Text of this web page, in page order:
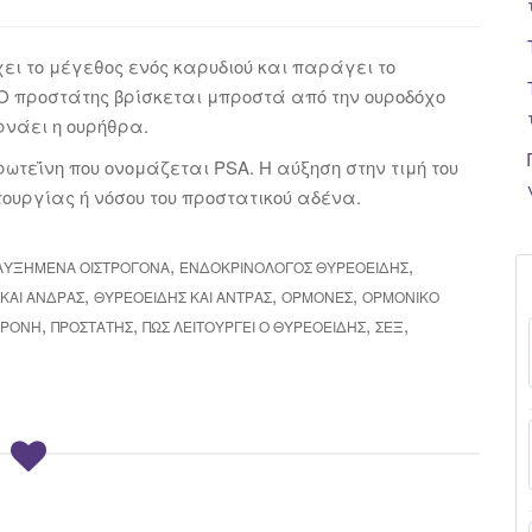
το μέγεθος ενός καρυδιού και παράγει το
βρίσκεται μπροστά από την ουροδόχο
η ουρήθρα.
που ονομάζεται PSA. Η αύξηση στην τιμή του
ή νόσου του προστατικού αδένα.
ΟΙΣΤΡΟΓΌΝΑ, ΕΝΔΟΚΡΙΝΟΛΌΓΟΣ ΘΥΡΕΟΕΙΔΉΣ,
ΆΝΔΡΑΣ, ΘΥΡΕΟΕΙΔΉΣ ΚΑΙ ΆΝΤΡΑΣ, ΟΡΜΌΝΕΣ, ΟΡΜΟΝΙΚΌ
, ΠΡΟΣΤΆΤΗΣ, ΠΩΣ ΛΕΙΤΟΥΡΓΕΊ Ο ΘΥΡΕΟΕΙΔΉΣ, ΣΕΞ,